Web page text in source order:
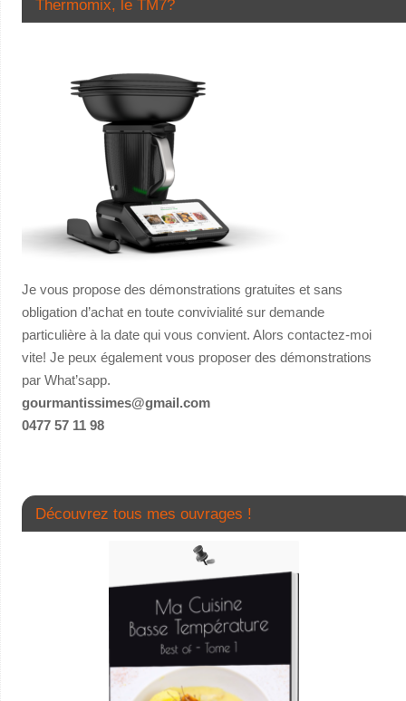
Thermomix, le TM7?
Je vous propose des démonstrations gratuites et sans
obligation d’achat en toute convivialité sur demande
particulière à la date qui vous convient. Alors contactez-moi
vite! Je peux également vous proposer des démonstrations
par What’sapp.
gourmantissimes@gmail.com
0477 57 11 98
Découvrez tous mes ouvrages !